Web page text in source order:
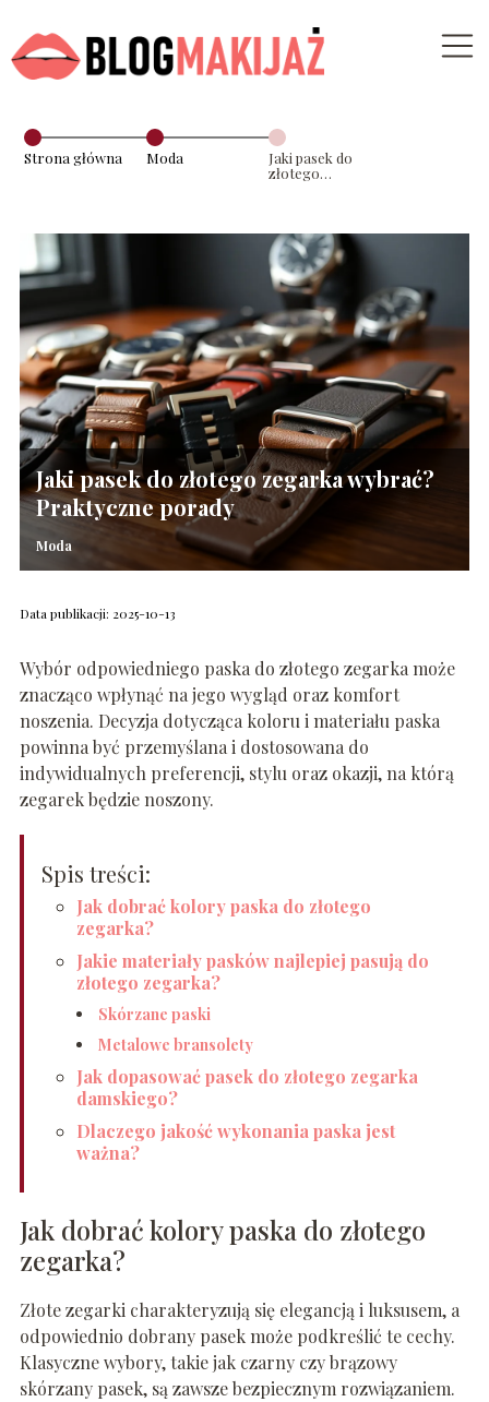
Strona główna Moda
Jaki pasek do
złotego
porady
Jaki pasek do złotego zegarka wybrać?
Praktyczne porady
Moda
Data publikacji: 2025-10-13
Wybór odpowiedniego paska do złotego zegarka może
znacząco wpłynąć na jego wygląd oraz komfort
noszenia. Decyzja dotycząca koloru i materiału paska
powinna być przemyślana i dostosowana do
indywidualnych preferencji, stylu oraz okazji, na którą
zegarek będzie noszony.
Spis treści:
Jak dobrać kolory paska do złotego
zegarka?
Jakie materiały pasków najlepiej pasują do
złotego zegarka?
Skórzane paski
Metalowe bransolety
Jak dopasować pasek do złotego zegarka
damskiego?
Dlaczego jakość wykonania paska jest
ważna?
Jak dobrać kolory paska do złotego
zegarka?
Złote zegarki charakteryzują się elegancją i luksusem, a
odpowiednio dobrany pasek może podkreślić te cechy.
Klasyczne wybory, takie jak czarny czy brązowy
skórzany pasek, są zawsze bezpiecznym rozwiązaniem.